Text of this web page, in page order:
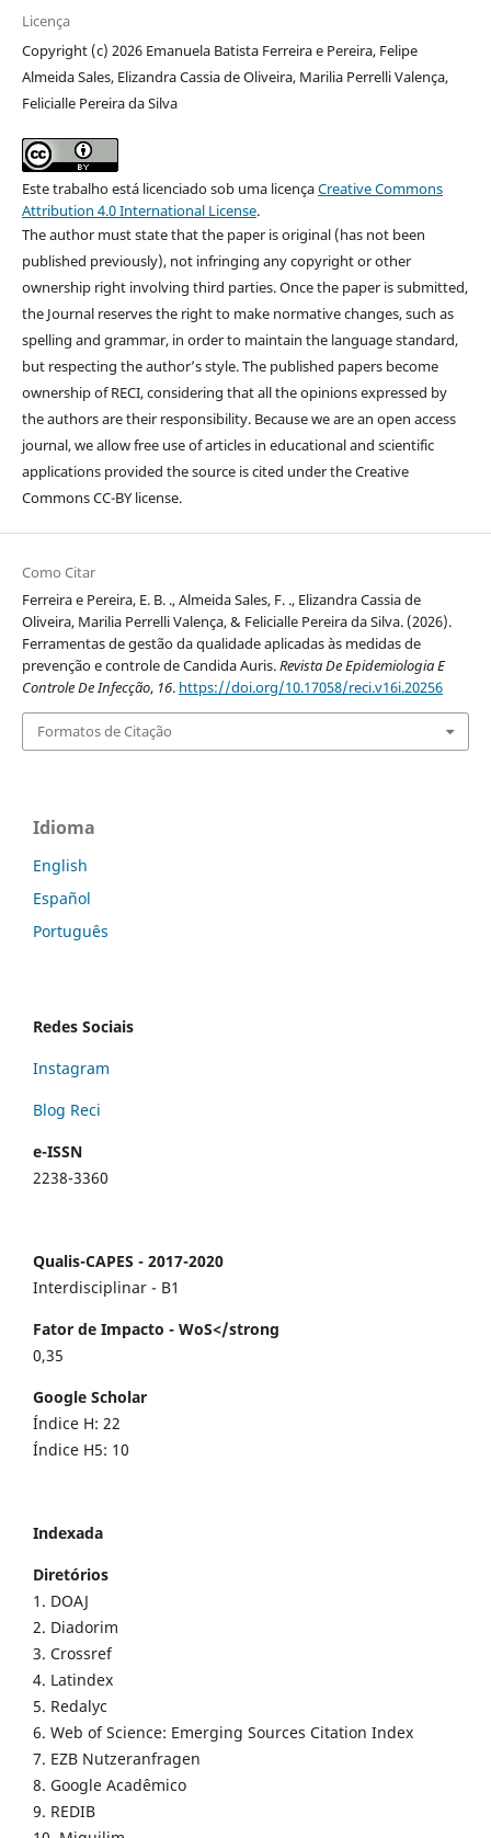
Licença
Copyright (c) 2026 Emanuela Batista Ferreira e Pereira, Felipe
Almeida Sales, Elizandra Cassia de Oliveira, Marilia Perrelli Valença,
Felicialle Pereira da Silva
Este trabalho está licenciado sob uma licençaCreative Commons
Attribution 4.0 International License.
The author must state that the paper is original (has not been
published previously), not infringing any copyright or other
ownership right involving third parties. Once the paper is submitted,
the Journal reserves the right to make normative changes, such as
spelling and grammar, in order to maintain the language standard,
but respecting the author’s style. The published papers become
ownership of RECI, considering that all the opinions expressed by
the authors are their responsibility. Because we are an open access
journal, we allow free use of articles in educational and scientific
applications provided the source is cited under the Creative
Commons CC-BY license.
Como Citar
Ferreira e Pereira, E. B. ., Almeida Sales, F. ., Elizandra Cassia de
Oliveira, Marilia Perrelli Valença, & Felicialle Pereira da Silva. (2026).
Ferramentas de gestão da qualidade aplicadas às medidas de
prevenção e controle de Candida Auris.Revista De Epidemiologia E
Controle De Infecção, 16. https://doi.org/10.17058/reci.v16i.20256
Formatos de Citação
Idioma
English
Español
Português
Redes Sociais
Instagram
Blog Reci
e-ISSN
2238-3360
Qualis-CAPES - 2017-2020
Interdisciplinar - B1
Fator de Impacto - WoS</strong
0,35
Google Scholar
Índice H: 22
Índice H5: 10
Indexada
Diretórios
1. DOAJ
2. Diadorim
3. Crossref
4. Latindex
5. Redalyc
6. Web of Science: Emerging Sources Citation Index
7. EZB Nutzeranfragen
8. Google Acadêmico
9. REDIB